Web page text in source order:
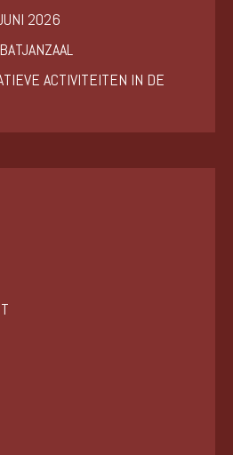
2026
ACTIVITEITEN IN DE